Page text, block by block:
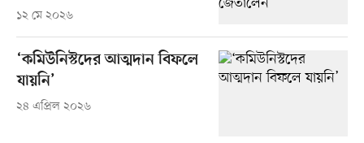
১২ মে ২০২৬
‘কমিউনিস্টদের আত্মদান বিফলে
যায়নি’
২৪ এপ্রিল ২০২৬